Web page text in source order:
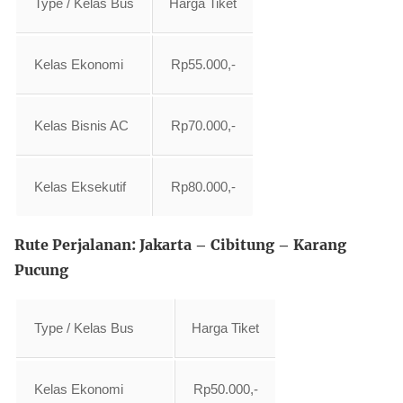
Kelas Ekonomi Rp55.000,-
Kelas Bisnis AC Rp70.000,-
Kelas Eksekutif Rp80.000,-
Rute Perjalanan: Jakarta – Cibitung – Karang
Pucung
Type / Kelas Bus Harga Tiket
Kelas Ekonomi Rp50.000,-